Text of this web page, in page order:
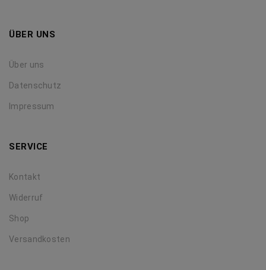
ÜBER UNS
Über uns
Datenschutz
Impressum
SERVICE
Kontakt
Widerruf
Shop
Versandkosten